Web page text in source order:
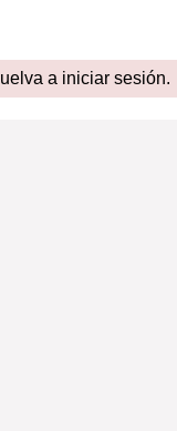
a iniciar sesión.